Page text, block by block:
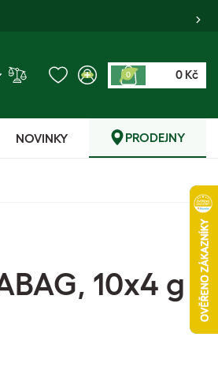
0 0 Kč
NOVINKY PRODEJNY
10x4 g